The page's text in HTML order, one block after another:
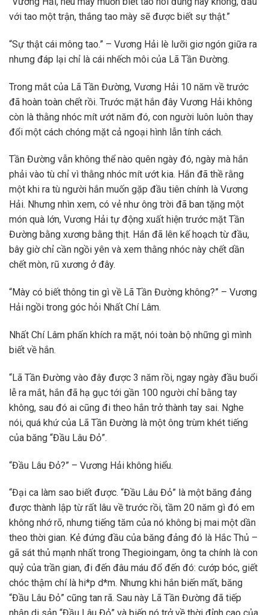
với tao một trận, thắng tao mày sẽ được biết sự thật.”
“Sự thật cái mông tao.” – Vương Hải lè lưỡi giơ ngón giữa ra
nhưng đáp lại chỉ là cái nhếch môi của Lã Tần Đường.
Trong mắt của Lã Tần Đường, Vương Hải 10 năm về trước
đã hoàn toàn chết rồi. Trước mặt hắn đây Vương Hải không
còn là thằng nhóc mít ướt năm đó, con người luôn luôn thay
đổi một cách chóng mặt cả ngoại hình lẫn tính cách.
Tần Đường vẫn không thể nào quên ngày đó, ngày mà hắn
phải vào tù chỉ vì thằng nhóc mít ướt kia. Hắn đã thề rằng
một khi ra tù người hắn muốn gặp đầu tiên chính là Vương
Hải. Nhưng nhìn xem, có vẻ như ông trời đã ban tặng một
món quà lớn, Vương Hải tự động xuất hiện trước mặt Tần
Đường bằng xương bằng thịt. Hắn đã lên kế hoạch từ đầu,
bây giờ chỉ cần ngồi yên và xem thằng nhóc này chết dần
chết mòn, rũ xương ở đây.
“Mày có biết thông tin gì về Lã Tần Đường không?” – Vương
Hải ngồi trong góc hỏi Nhất Chí Lâm.
Nhất Chí Lâm phấn khích ra mặt, nói toàn bộ những gì mình
biết về hắn.
“Lã Tần Đường vào đây được 3 năm rồi, ngay ngày đầu buổi
lễ ra mắt, hắn đã hạ gục tới gần 100 người chỉ bằng tay
không, sau đó ai cũng đi theo hắn trở thành tay sai. Nghe
nói, quá khứ của Lã Tần Đường là một ông trùm khét tiếng
của băng “Đầu Lâu Đỏ”.
“Đầu Lâu Đỏ?” – Vương Hải không hiểu.
“Đại ca làm sao biết được. “Đầu Lâu Đỏ” là một băng đảng
được thành lập từ rất lâu về trước rồi, tầm 20 năm gì đó em
không nhớ rõ, nhưng tiếng tăm của nó không bị mai một dần
theo thời gian. Kẻ đứng đầu của băng đảng đó là Hắc Thủ –
gã sát thủ mạnh nhất trong Thegioingam, ông ta chính là con
quỷ của trần gian, đi đến đâu máu đổ đến đó: cướp bóc, giết
chóc thậm chí là hi*p d*m. Nhưng khi hắn biến mất, băng
“Đầu Lâu Đỏ” cũng tan rã. Sau này Lã Tần Đường đã tiếp